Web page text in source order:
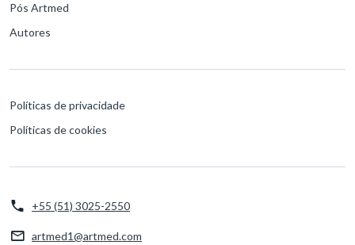
Pós Artmed
Autores
Políticas de privacidade
Políticas de cookies
+55 (51) 3025-2550
artmed1@artmed.com